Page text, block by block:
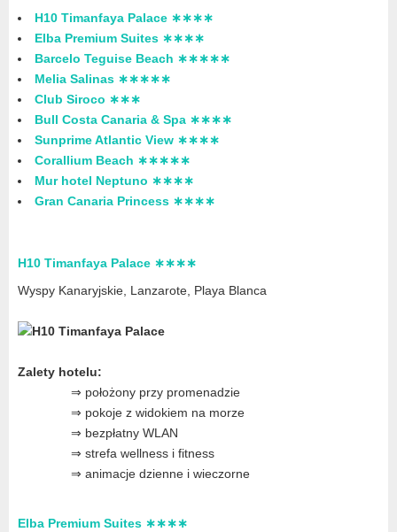
H10 Timanfaya Palace ∗∗∗∗
Elba Premium Suites ∗∗∗∗
Barcelo Teguise Beach ∗∗∗∗∗
Melia Salinas ∗∗∗∗∗
Club Siroco ∗∗∗
Bull Costa Canaria & Spa ∗∗∗∗
Sunprime Atlantic View ∗∗∗∗
Corallium Beach ∗∗∗∗∗
Mur hotel Neptuno ∗∗∗∗
Gran Canaria Princess ∗∗∗∗
H10 Timanfaya Palace ∗∗∗∗
Wyspy Kanaryjskie, Lanzarote , Playa Blanca
Zalety hotelu:
⇒ położony przy promenadzie
⇒ pokoje z widokiem na morze
⇒ bezpłatny WLAN
⇒ strefa wellness i fitness
⇒ animacje dzienne i wieczorne
Elba Premium Suites ∗∗∗∗